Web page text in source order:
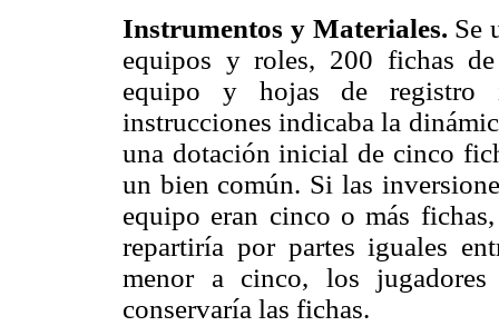
Instrumentos y Materiales. Se
equipos y roles, 200 fichas
equipo y hojas de registro
instrucciones indicaba la
una dotación inicial de cinco
un bien común. Si las
equipo eran cinco o más
repartiría por partes iguales
menor a cinco, los
conservaría las fichas.